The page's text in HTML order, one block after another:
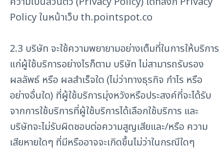
Policy ในหน้าเว็บ th.pointspot.co
2.3 บริษัท จะใช้ความพยายามอย่างเต็มที่ในการให้บริการ
แก่ผู้ใช้บริการอย่างไรก็ตาม บริษัท ไม่สามารถรับรอง
ผลลัพธ์ หรือ ผลสำเร็จใด (ไม่ว่าทางธุรกิจ กำไร หรือ
อย่างอื่นใด) ที่ผู้ใช้บริการมุ่งหวังหรือประสงค์ที่จะได้รับ
จากการใช้บริการที่ผู้ใช้บริการได้เลือกใช้บริการ และ
บริษัทจะไม่รับผิดชอบต่อความสูญเสียและ/หรือ ความ
เสียหายใดๆ ที่มีหรืออาจจะเกิดขึ้นไม่ว่าในกรณีใดๆ